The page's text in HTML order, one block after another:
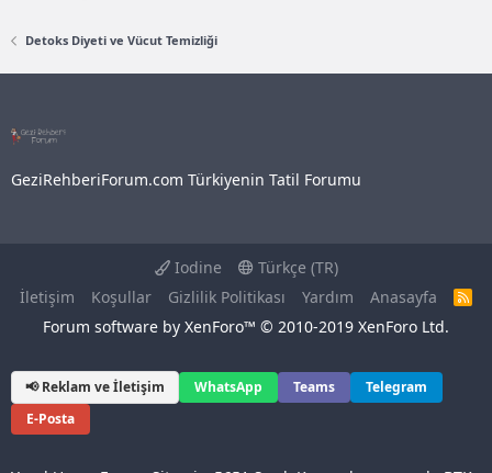
Detoks Diyeti ve Vücut Temizliği
GeziRehberiForum.com Türkiyenin Tatil Forumu
Iodine
Türkçe (TR)
İletişim
Koşullar Gizlilik Politikası Yardım Anasayfa
R
Forum software by XenForo™ © 2010-2019 XenForo Ltd.
📢 Reklam ve İletişim WhatsApp Teams
Telegram
E-Posta